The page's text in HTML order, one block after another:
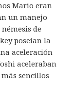
Mario eran
un manejo
de
poseían la
aceleración
aceleraban
sencillos